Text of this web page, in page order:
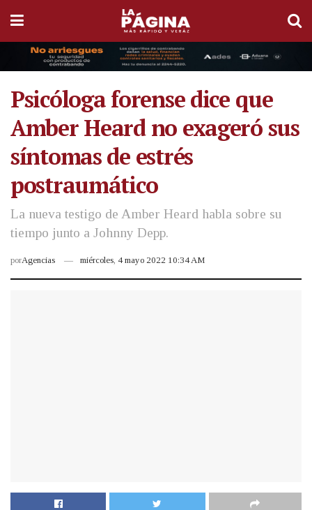
Psicóloga forense dice que
Amber Heard no exageró sus
síntomas de estrés
postraumático
La nueva testigo de Amber Heard habla sobre su
tiempo junto a Johnny Depp.
porAgencias miércoles, 4 mayo 2022 10:34 AM